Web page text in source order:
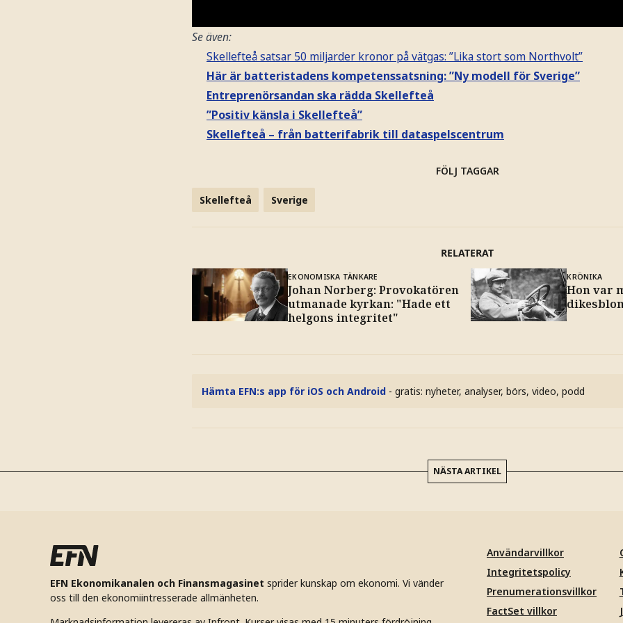
Se även:
Skellefteå satsar 50 miljarder kronor på vätgas: ”Lika stort som Northvolt”
Här är batteristadens kompetenssatsning: ”Ny modell för Sverige”
Entreprenörsandan ska rädda Skellefteå
”Positiv känsla i Skellefteå”
Skellefteå – från batterifabrik till dataspelscentrum
FÖLJ TAGGAR
Skellefteå Sverige
RELATERAT
EKONOMISKA TÄNKARE
Johan Norberg: Provokatören
utmanade kyrkan: "Hade ett
helgons integritet"
KRÖNIKA
Hon var
Hämta EFN:s app för iOS och Android - gratis: nyheter, analyser, börs, video, podd
NÄSTA ARTIKEL
EFN Ekonomikanalen och Finansmagasinet sprider kunskap om ekonomi. Vi vänder
oss till den ekonomiintresserade allmänheten.
Användarvillkor
Integritetspolicy
Prenumerationsvillkor
FactSet villkor